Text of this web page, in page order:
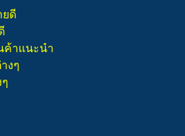
ยดี
ค้าแนะนำ
งๆ